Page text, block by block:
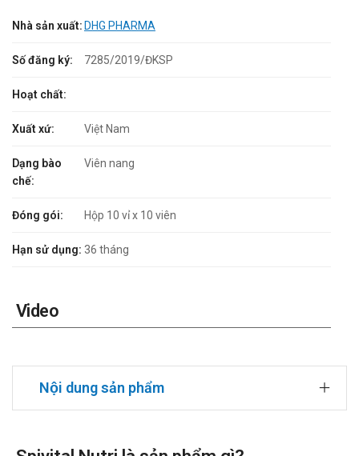
Nhà sản xuất: DHG PHARMA
Số đăng ký: 7285/2019/ĐKSP
Hoạt chất:
Xuất xứ: Việt Nam
Dạng bào
chế:
Viên nang
Đóng gói: Hộp 10 vỉ x 10 viên
Hạn sử dụng: 36 tháng
Video
Nội dung sản phẩm